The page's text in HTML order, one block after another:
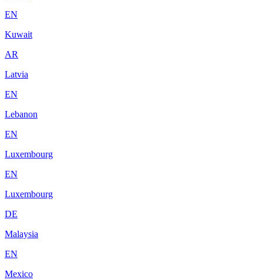
EN
Kuwait
AR
Latvia
EN
Lebanon
EN
Luxembourg
EN
Luxembourg
DE
Malaysia
EN
Mexico